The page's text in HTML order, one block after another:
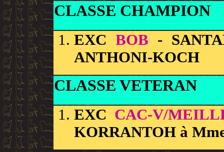
CLASSE CHAMPION
EXC BOB -
ANTHONI-KOCH
CLASSE VETERAN
EXC CAC-V/
KORRANTOH à